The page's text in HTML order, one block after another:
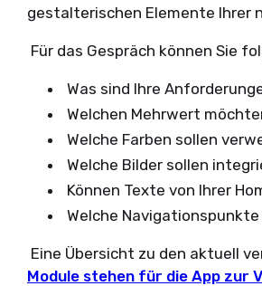
gestalterischen Elemente Ihrer
Für das Gespräch können Sie
Was sind Ihre
Welchen Mehrwert
Welche Farben sollen
Welche Bilder sollen
Können Texte von Ihrer
Welche
Eine Übersicht zu den aktuell
Module stehen für die App zur